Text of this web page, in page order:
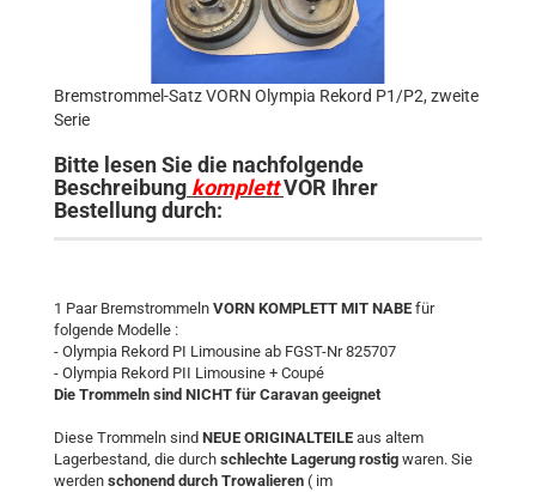
Bremstrommel-Satz VORN Olympia Rekord P1/P2, zweite
Serie
Bitte lesen Sie die nachfolgende
Beschreibung komplettVOR Ihrer
Bestellung durch:
1 Paar Bremstrommeln VORN KOMPLETT MIT NABE für
folgende Modelle :
- Olympia Rekord PI Limousine ab FGST-Nr 825707
- Olympia Rekord PII Limousine + Coupé
Die Trommeln sind NICHT für Caravan geeignet
Diese Trommeln sind NEUE ORIGINALTEILE aus altem
Lagerbestand, die durch schlechte Lagerung rostig waren. Sie
werden schonend durch Trowalieren ( im